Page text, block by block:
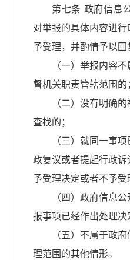
第七条 政府信息
对举报的具体内容进
予受理，并酌情予以回
（一）举报内容
督机关职责管辖范围的
（二）没有明确
查找的；
（三）就同一事
政复议或者提起行政
予受理决定或者不予受
（四）政府信息
报事项已经作出处理决
（五）不属于政
理范围的其他情形。